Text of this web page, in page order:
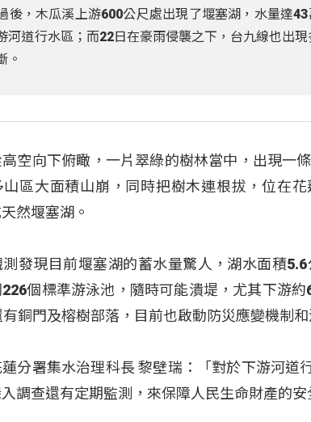
後，木瓜溪上游600公尺處出現了堰塞湖，水量達
河道行水區；而22日在豪雨侵襲之下，台九線也出
。
空向下俯瞰，一片翠綠的樹林當中，出現一
山區大面積山崩，同時把樹木連根拔，位在
然堰塞湖。
發現目前堰塞湖的蓄水量驚人，湖水面積
個標準游泳池，隨時可能潰堤，尤其下游
銅門及榕樹部落，目前也啟動防災應變機制
分署集水治理科長 黎壁瑞：「對於下游河道
調查還有定期監測，來保障人民生命財產的安